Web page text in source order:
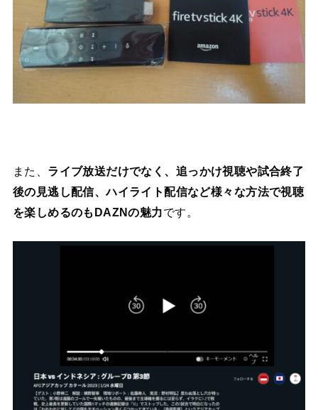
また、 ライブ放送だけでなく、追っかけ視聴や試合終了
後の見逃し配信、ハイライト配信など様々な方法で視聴
を楽しめるのもDAZNの魅力です。